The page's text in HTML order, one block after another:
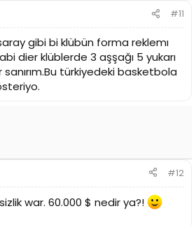
#11
gibi bi klübün forma reklemı
dier klüblerde 3 aşşağı 5 yukarı
sanırım.Bu türkiyedeki basketbola
#12
war. 60.000 $ nedir ya?!